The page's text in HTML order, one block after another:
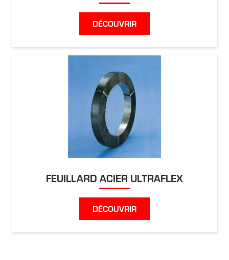
DÉCOUVRIR
FEUILLARD ACIER ULTRAFLEX
DÉCOUVRIR